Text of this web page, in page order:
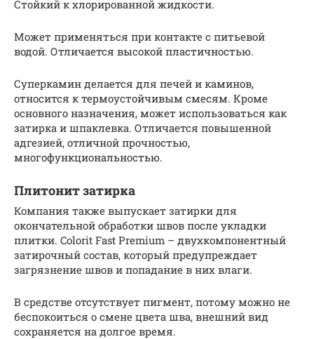
Стойкий к хлорированной жидкости.
Может применяться при контакте с питьевой
водой. Отличается высокой пластичностью.
Суперкамин делается для печей и каминов,
относится к термоустойчивым смесям. Кроме
основного назначения, может использоваться как
затирка и шпаклевка. Отличается повышенной
адгезией, отличной прочностью,
многофункциональностью.
Плитонит затирка
Компания также выпускает затирки для
окончательной обработки швов после укладки
плитки. Colorit Fast Premium – двухкомпонентный
затирочный состав, который предупреждает
загрязнение швов и попадание в них влаги.
В средстве отсутствует пигмент, потому можно не
беспокоиться о смене цвета шва, внешний вид
сохраняется на долгое время.